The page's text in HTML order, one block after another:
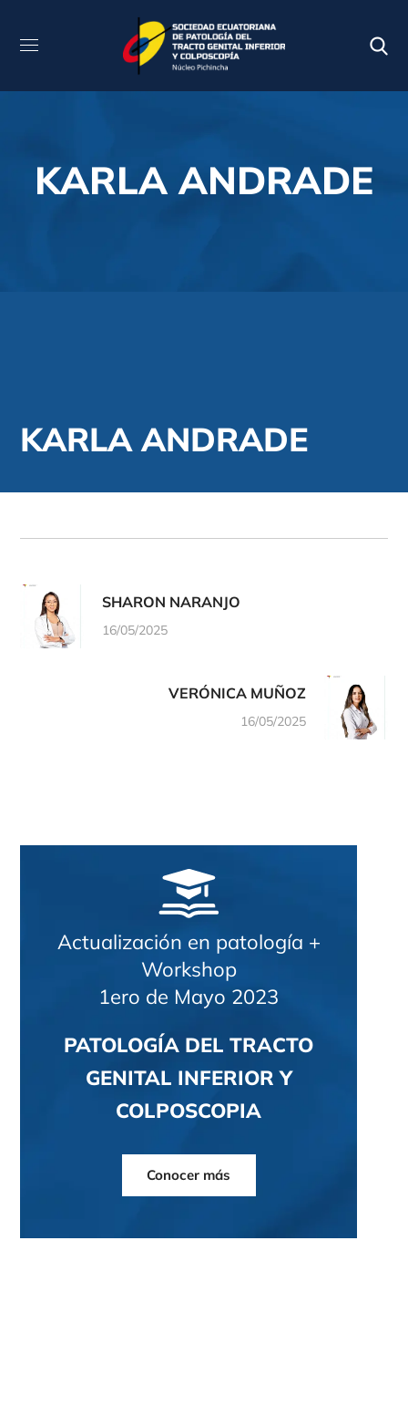
KARLA ANDRADE
KARLA ANDRADE
SHARON NARANJO
16/05/2025
VERÓNICA MUÑOZ
16/05/2025
Actualización en patología +
Workshop
1ero de Mayo 2023
PATOLOGÍA DEL TRACTO
GENITAL INFERIOR Y
COLPOSCOPIA
Conocer más